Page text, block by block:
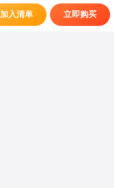
加入清单 立即购买